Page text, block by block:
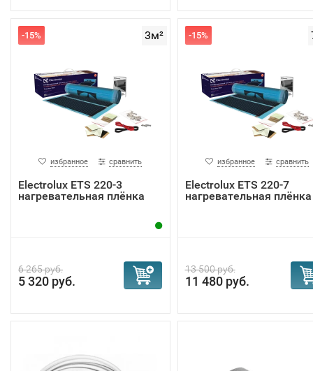
3м²
-15%
избранное сравнить
Electrolux ETS 220-3
нагревательная плёнка
6 265 руб.
5 320 руб.
-15%
избранное сравнить
Electrolux ETS 220-7
нагревательная плёнка
13 500 руб.
11 480 руб.